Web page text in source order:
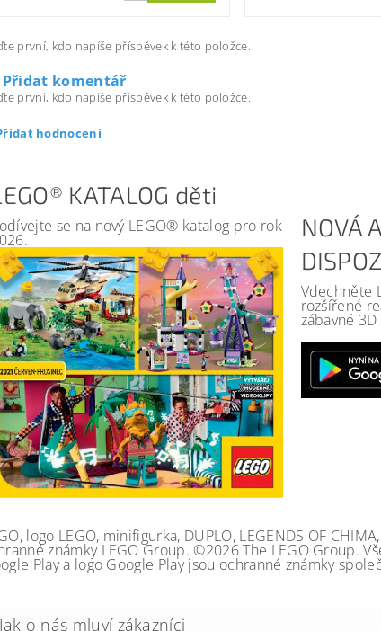
první, kdo napíše příspěvek k této položce.
Přidat komentář
první, kdo napíše příspěvek k této položce.
hodnocení
KATALOG děti
se na nový LEGO® katalog pro rok
NOVÁ
Vdechněte
rozšířené
zábavné
logo LEGO, minifigurka, DUPLO, LEGENDS OF
známky LEGO Group. ©2026 The LEGO Group.
Play a logo Google Play jsou ochranné známky